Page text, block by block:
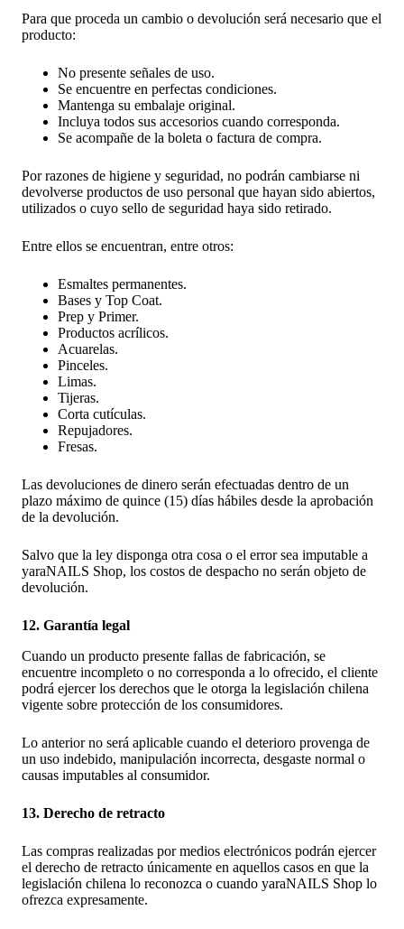
Para que proceda un cambio o devolución será necesario que el
producto:
No presente señales de uso.
Se encuentre en perfectas condiciones.
Mantenga su embalaje original.
Incluya todos sus accesorios cuando corresponda.
Se acompañe de la boleta o factura de compra.
Por razones de higiene y seguridad, no podrán cambiarse ni
devolverse productos de uso personal que hayan sido abiertos,
utilizados o cuyo sello de seguridad haya sido retirado.
Entre ellos se encuentran, entre otros:
Esmaltes permanentes.
Bases y Top Coat.
Prep y Primer.
Productos acrílicos.
Acuarelas.
Pinceles.
Limas.
Tijeras.
Corta cutículas.
Repujadores.
Fresas.
Las devoluciones de dinero serán efectuadas dentro de un
plazo máximo de quince (15) días hábiles desde la aprobación
de la devolución.
Salvo que la ley disponga otra cosa o el error sea imputable a
yaraNAILS Shop, los costos de despacho no serán objeto de
devolución.
12. Garantía legal
Cuando un producto presente fallas de fabricación, se
encuentre incompleto o no corresponda a lo ofrecido, el cliente
podrá ejercer los derechos que le otorga la legislación chilena
vigente sobre protección de los consumidores.
Lo anterior no será aplicable cuando el deterioro provenga de
un uso indebido, manipulación incorrecta, desgaste normal o
causas imputables al consumidor.
13. Derecho de retracto
Las compras realizadas por medios electrónicos podrán ejercer
el derecho de retracto únicamente en aquellos casos en que la
legislación chilena lo reconozca o cuando yaraNAILS Shop lo
ofrezca expresamente.